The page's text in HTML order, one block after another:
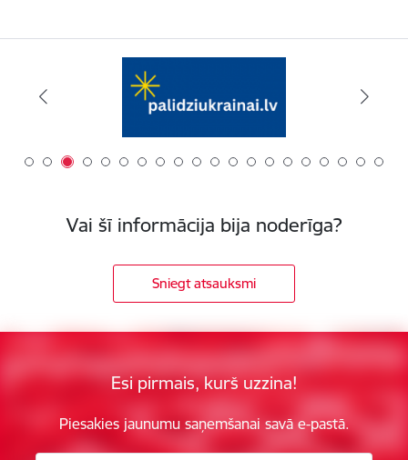
Vai šī informācija bija noderīga?
Sniegt atsauksmi
Esi pirmais, kurš uzzina!
Piesakies jaunumu saņemšanai savā e-pastā.